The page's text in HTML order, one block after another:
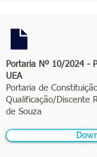
Portaria Nº 10/2024 -
UEA
Portaria de
Qualificação/Discente
de Souza